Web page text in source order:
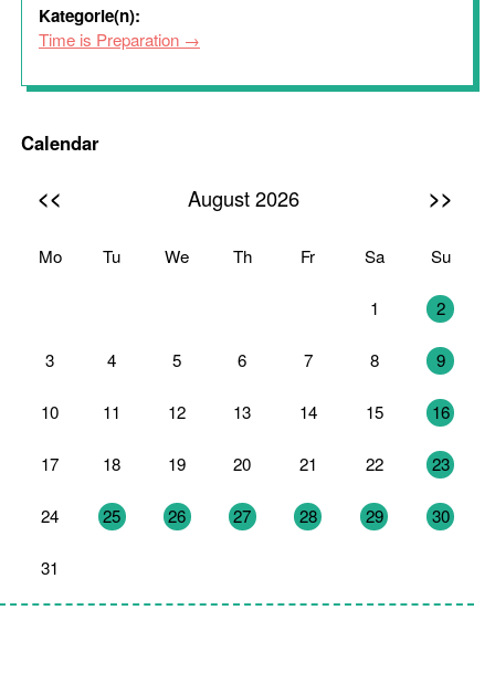
Kategorie(n):
Time is Preparation
Calendar
<< August 2026 >>
Mo Tu We Th Fr Sa Su
1 2
3 4 5 6 7 8 9
10 11 12 13 14 15 16
17 18 19 20 21 22 23
24 25 26 27 28 29 30
31